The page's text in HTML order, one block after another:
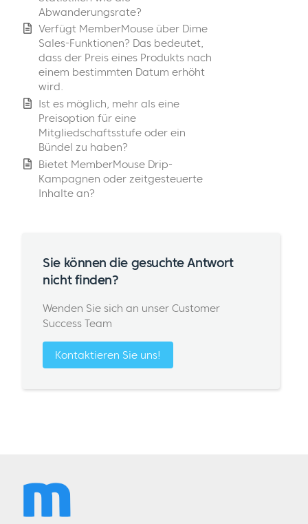
Abwanderungsrate?
Verfügt MemberMouse über Dime
Sales-Funktionen? Das bedeutet,
dass der Preis eines Produkts nach
einem bestimmten Datum erhöht
wird.
Ist es möglich, mehr als eine
Preisoption für eine
Mitgliedschaftsstufe oder ein
Bündel zu haben?
Bietet MemberMouse Drip-
Kampagnen oder zeitgesteuerte
Inhalte an?
Sie können die gesuchte Antwort
nicht finden?
Wenden Sie sich an unser Customer
Success Team
Kontaktieren Sie uns!